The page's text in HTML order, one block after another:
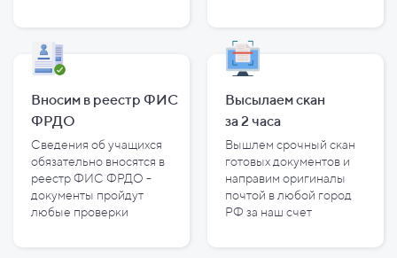
Вносим в реестр ФИС
ФРДО
Сведения об учащихся
обязательно вносятся в
реестр ФИС ФРДО -
документы пройдут
любые проверки
Высылаем скан
за2 часа
Вышлем срочный скан
готовых документов и
направим оригиналы
почтой в любой город
РФ за наш счет